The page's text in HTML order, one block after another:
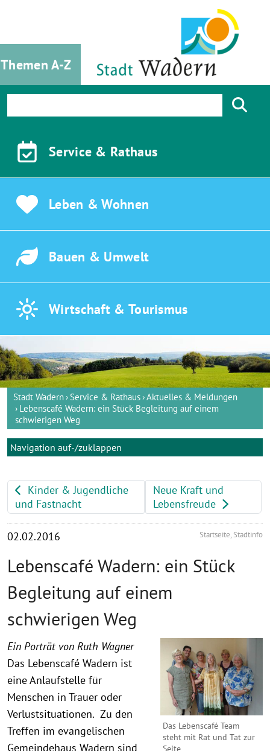
Themen A-Z
Service & Rathaus
Leben & Wohnen
Bauen & Umwelt
Wirtschaft & Tourismus
Stadt Wadern Service & Rathaus Aktuelles & Meldungen
Lebenscafé Wadern: ein Stück Begleitung auf einem
schwierigen Weg
Navigation auf-/zuklappen
Kinder & Jugendliche
und Fastnacht
Neue Kraft und
Lebensfreude
02.02.2016 Startseite, Stadtinfo
Lebenscafé Wadern: ein Stück
Begleitung auf einem
schwierigen Weg
Das Lebenscafé Team
steht mit Rat und Tat zur
Seite
Ein Porträt von Ruth Wagner
Das Lebenscafé Wadern ist
eine Anlaufstelle für
Menschen in Trauer oder
Verlustsituationen. Zu den
Treffen im evangelischen
Gemeindehaus Wadern sind